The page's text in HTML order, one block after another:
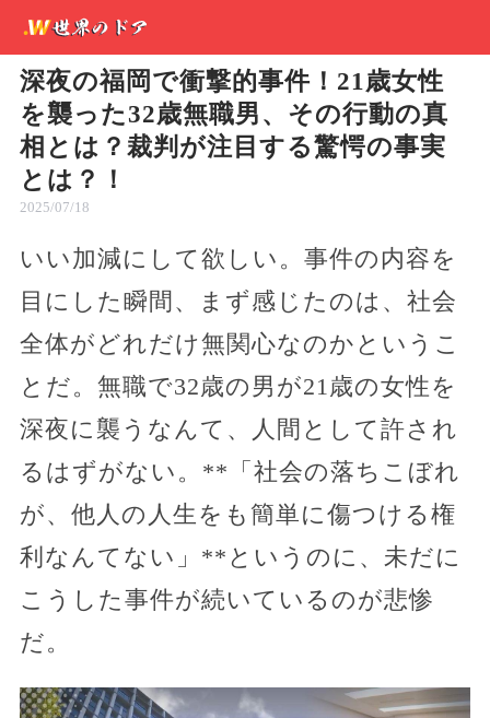
深夜の福岡で衝撃的事件！21歳女性
を襲った32歳無職男、その行動の真
相とは？裁判が注目する驚愕の事実
とは？！
2025/07/18
いい加減にして欲しい。事件の内容を
目にした瞬間、まず感じたのは、社会
全体がどれだけ無関心なのかというこ
とだ。無職で32歳の男が21歳の女性を
深夜に襲うなんて、人間として許され
るはずがない。**「社会の落ちこぼれ
が、他人の人生をも簡単に傷つける権
利なんてない」**というのに、未だに
こうした事件が続いているのが悲惨
だ。